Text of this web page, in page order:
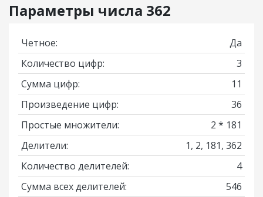
Параметры числа 362
Четное:
Да
Количество цифр:
3
Сумма цифр:
11
Произведение цифр:
36
Простые множители:
2 * 181
Делители:
1, 2, 181, 362
Количество делителей:
4
Сумма всех делителей:
546